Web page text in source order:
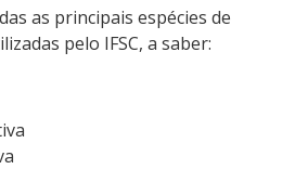
as principais espécies de
pelo IFSC, a saber: